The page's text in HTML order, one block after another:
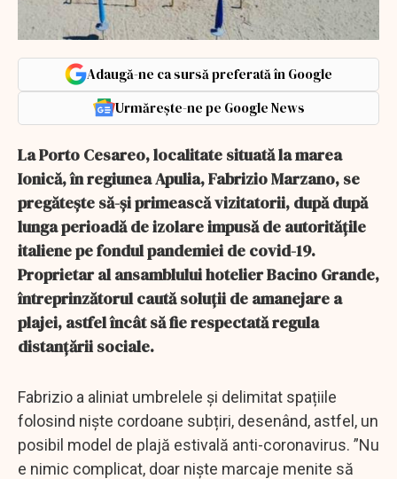
Adaugă-ne ca sursă preferată în Google
Urmărește-ne pe Google News
La Porto Cesareo, localitate situată la marea
Ionică, în regiunea Apulia, Fabrizio Marzano, se
pregătește să-și primească vizitatorii, după după
lunga perioadă de izolare impusă de autoritățile
italiene pe fondul pandemiei de covid-19.
Proprietar al ansamblului hotelier Bacino Grande,
întreprinzătorul caută soluții de amanejare a
plajei, astfel încât să fie respectată regula
distanțării sociale.
Fabrizio a aliniat umbrelele și delimitat spațiile
folosind niște cordoane subțiri, desenând, astfel, un
posibil model de plajă estivală anti-coronavirus. ”Nu
e nimic complicat, doar niște marcaje menite să